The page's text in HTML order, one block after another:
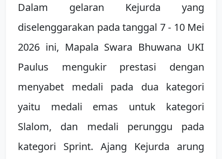
Dalam gelaran Kejurda yang
diselenggarakan pada tanggal 7 - 10 Mei
2026 ini, Mapala Swara Bhuwana UKI
Paulus mengukir prestasi dengan
menyabet medali pada dua kategori
yaitu medali emas untuk kategori
Slalom, dan medali perunggu pada
kategori Sprint. Ajang Kejurda arung